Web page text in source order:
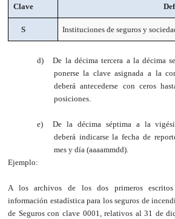
Clave
S Instituciones de seguros y
d) De la décimatercera a la décima
ponerse la clave asignada a la
deberá antecederse con ceros
posiciones.
e)
De la décima séptima a la
deberá indicarse la fecha de
mes y día (aaaammdd).
Ejemplo:
A los archivos de los dos primeros
información estadística para los seguros de
de Seguros con clave 0001, relativos al 31 de